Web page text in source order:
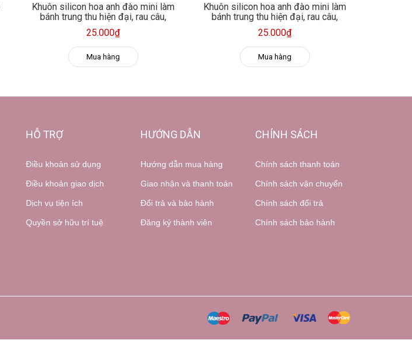
Khuôn silicon hoa anh đào mini làm
bánh trung thu hiện đại, rau câu,
fondant, socola, trang trí nến, xà
phòng
25.000₫
Mua hàng
Khuôn silicon hoa anh đào mini làm
bánh trung thu hiện đại, rau câu,
fondant, socola, trang trí nến, xà
phòng
25.000₫
Mua hàng
HỖ TRỢ
Điều khoản sử dụng
Điều khoản giao dịch
Dịch vụ tiện ích
Quyền sở hữu trí tuệ
HƯỚNG DẪN
Hướng dẫn mua hàng
Giao nhận và thanh toán
Đổi trả và bảo hành
Đăng ký thành viên
CHÍNH SÁCH
Chính sách thanh toán
Chính sách vận chuyển
Chính sách đổi trả
Chính sách bảo hành